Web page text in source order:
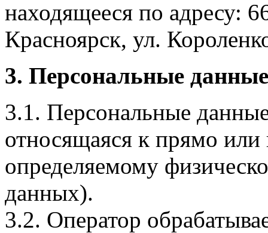
находящееся по адресу:
Красноярск, ул.
3. Персональные
3.1. Персональные
относящаяся к прямо
определяемому
данных).
3.2. Оператор